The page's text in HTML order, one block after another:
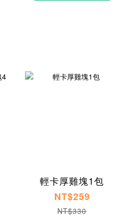
輕卡厚雞塊1包
NT$259
NT$330